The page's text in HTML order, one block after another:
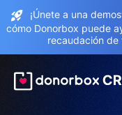
¡Únete a una
cómo Donorbox puede
recaudación de